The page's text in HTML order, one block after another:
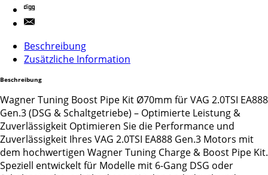
Beschreibung
Zusätzliche Information
Beschreibung
Wagner Tuning Boost Pipe Kit Ø70mm für VAG 2.0TSI EA888
Gen.3 (DSG & Schaltgetriebe) – Optimierte Leistung &
Zuverlässigkeit Optimieren Sie die Performance und
Zuverlässigkeit Ihres VAG 2.0TSI EA888 Gen.3 Motors mit
dem hochwertigen Wagner Tuning Charge & Boost Pipe Kit.
Speziell entwickelt für Modelle mit 6-Gang DSG oder